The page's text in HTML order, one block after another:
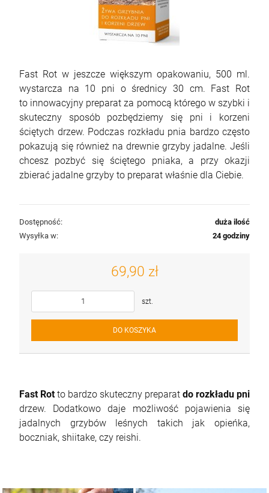
Fast Rot w jeszcze większym opakowaniu, 500 ml.
wystarcza na 10 pni o średnicy 30 cm. Fast Rot
to innowacyjny preparat za pomocą którego w szybki i
skuteczny sposób pozbędziemy się pni i korzeni
ściętych drzew. Podczas rozkładu pnia bardzo często
pokazują się również na drewnie grzyby jadalne. Jeśli
chcesz pozbyć się ściętego pniaka, a przy okazji
zbierać jadalne grzyby to preparat właśnie dla Ciebie.
Dostępność:
duża ilość
Wysyłka w:
24 godziny
69,90 zł
szt.
DO KOSZYKA
Fast Rotto bardzo skuteczny preparat do rozkładu pni
drzew. Dodatkowo daje możliwość pojawienia się
jadalnych grzybów leśnych takich jak opieńka,
boczniak, shiitake, czy reishi.